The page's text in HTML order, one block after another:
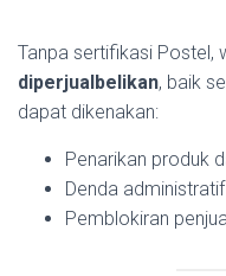
Tanpa sertifikasi Postel,
diperjualbelikan, baik
dapat dikenakan:
Penarikan produk
Denda administratif
Pemblokiran